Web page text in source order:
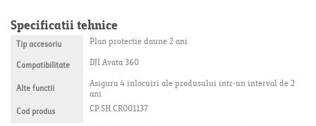
Specificatii tehnice
Tip accesoriu Plan protectie daune 2 ani
Compatibilitate DJI Avata 360
Alte functii Asigura 4 inlocuiri ale produsului intr-un interval de 2
ani
Cod produs
CP.SH.CR001137